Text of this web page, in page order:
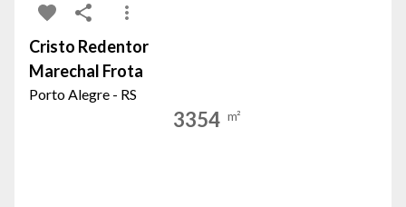
Cristo Redentor
Marechal Frota
Porto Alegre - RS
3354 m²